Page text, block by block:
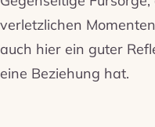
verletzlichen
auch hier ein guter
eine Beziehung hat.